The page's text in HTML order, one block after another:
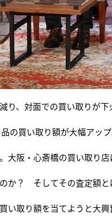
、対面での買い取りが下
の買い取り額が大幅アッ
阪・心斎橋の買い取り店
か？ そしてその査定額と
い取り額を当てようと大